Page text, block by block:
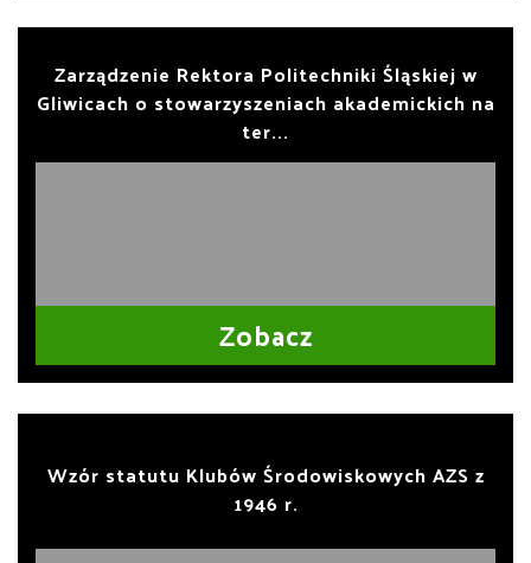
Zarządzenie Rektora Politechniki Śląskiej w
Gliwicach o stowarzyszeniach akademickich na
ter...
Zobacz
Wzór statutu Klubów Środowiskowych AZS z
1946 r.